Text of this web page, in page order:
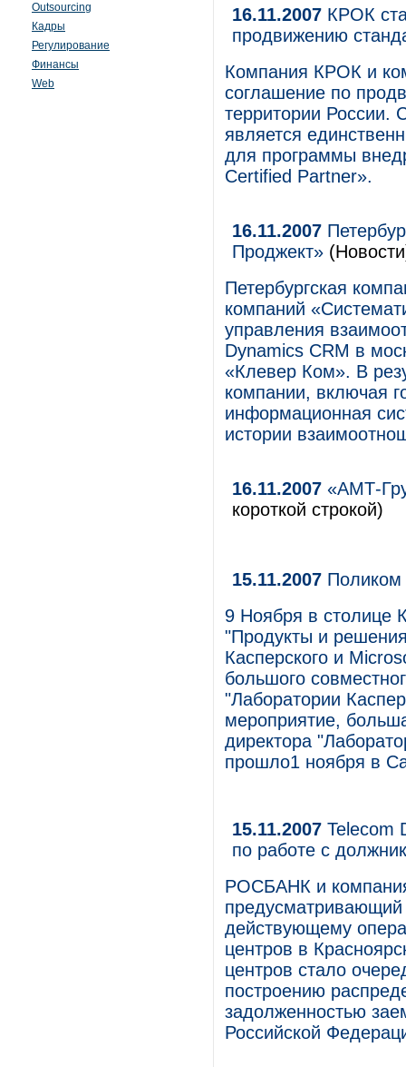
Outsourcing
Кадры
Регулирование
Финансы
Web
16.11.2007 КРОК
продвижению
Компания КРОК и
соглашение по
территории России.
является
для программы
Certified Partner».
16.11.2007
Проджект»
Петербургская
компаний
управления
Dynamics CRM в
«Клевер Ком». В
компании, включая
информационная
истории
16.11.2007 «АМТ-
короткой строкой)
15.11.2007 Поликом
9 Ноября в столице
"Продукты и
Касперского и
большого
"Лаборатории
мероприятие,
директора
прошло1 ноября в
15.11.2007 Telecom
по работе с
РОСБАНК и
предусматривающий
действующему
центров в
центров стало
построению
задолженностью
Российской